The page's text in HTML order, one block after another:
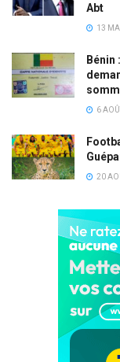
Abt
13
6
20